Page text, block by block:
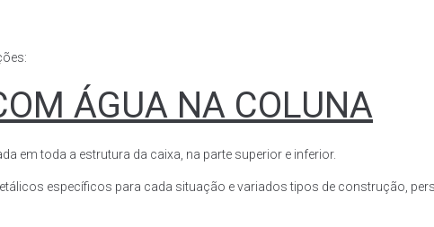
ÁGUA NA COLUNA
em toda a estrutura da caixa, na parte superior e inferior.
específicos para cada situação e variados tipos de construção,